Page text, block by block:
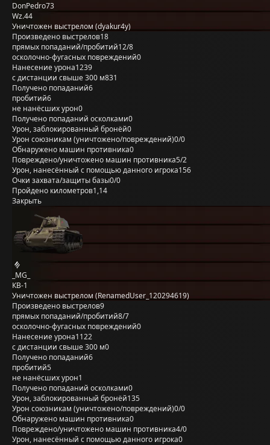
DonPedro73
Wz.44
Уничтожен выстрелом (dyakur4y)
Произведено выстрелов18
прямых попаданий/пробитий12/8
осколочно-фугасных повреждений0
Нанесение урона1239
с дистанции свыше 300 м831
Получено попаданий6
пробитий6
не нанёсших урон0
Получено попаданий осколками0
Урон, заблокированный бронёй0
Урон союзникам (уничтожено/повреждений)0/0
Обнаружено машин противника0
Повреждено/уничтожено машин противника5/2
Урон, нанесённый с помощью данного игрока156
Очки захвата/защиты базы0/0
Пройдено километров1,14
Закрыть
_MG_
КВ-1
Уничтожен выстрелом (RenamedUser_120294619)
Произведено выстрелов9
прямых попаданий/пробитий8/7
осколочно-фугасных повреждений0
Нанесение урона1122
с дистанции свыше 300 м0
Получено попаданий6
пробитий5
не нанёсших урон1
Получено попаданий осколками0
Урон, заблокированный бронёй135
Урон союзникам (уничтожено/повреждений)0/0
Обнаружено машин противника0
Повреждено/уничтожено машин противника4/0
Урон, нанесённый с помощью данного игрока0